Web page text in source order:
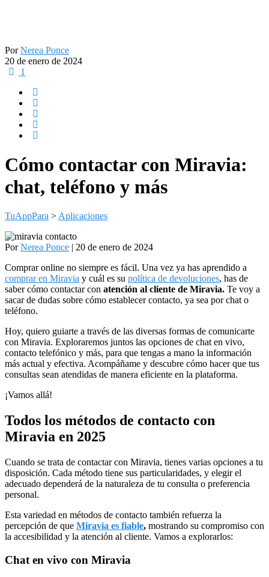
PorNerea Ponce
20 de enero de 2024
1
Cómo contactar con Miravia:
chat, teléfono y más
TuAppPara > Aplicaciones
PorNerea Ponce | 20 de enero de 2024
Comprar online no siempre es fácil. Una vez ya has aprendido a
comprar en Miravia y cuál es su política de devoluciones, has de
saber cómo contactar con atención al cliente de Miravia. Te voy a
sacar de dudas sobre cómo establecer contacto, ya sea por chat o
teléfono.
Hoy, quiero guiarte a través de las diversas formas de comunicarte
con Miravia. Exploraremos juntos las opciones de chat en vivo,
contacto telefónico y más, para que tengas a mano la información
más actual y efectiva. Acompáñame y descubre cómo hacer que tus
consultas sean atendidas de manera eficiente en la plataforma.
¡Vamos allá!
Todos los métodos de contacto con
Miravia en 2025
Cuando se trata de contactar con Miravia, tienes varias opciones a tu
disposición. Cada método tiene sus particularidades, y elegir el
adecuado dependerá de la naturaleza de tu consulta o preferencia
personal.
Esta variedad en métodos de contacto también refuerza la
percepción de que Miravia es fiable, mostrando su compromiso con
la accesibilidad y la atención al cliente. Vamos a explorarlos:
Chat en vivo con Miravia